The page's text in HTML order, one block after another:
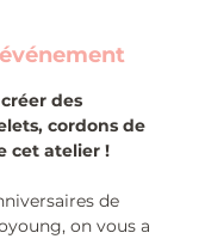
des
cordons de
cet atelier !
de
on vous a